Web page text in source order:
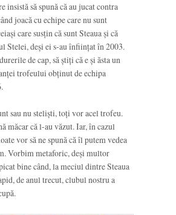
insistă să spună că au jucat contra
joacă cu echipe care nu sunt
care susțin că sunt Steaua și că
Stelei, deși ei s-au înființat în 2003.
de cap, să știți că e și ăsta un
trofeului obținut de echipa
sau nu steliști, toți vor acel trofeu.
măcar că l-au văzut. Iar, în cazul
vor să ne spună că îl putem vedea
Vorbim metaforic, deși multor
bine când, la meciul dintre Steaua
de anul trecut, clubul nostru a